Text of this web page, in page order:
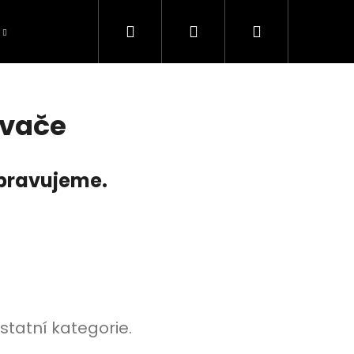
Hledat PřihlášeníNákupní
kategorie.
430V NERA